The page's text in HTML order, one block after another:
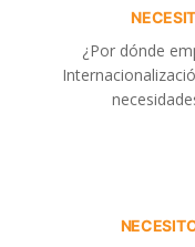
¿Por dónde